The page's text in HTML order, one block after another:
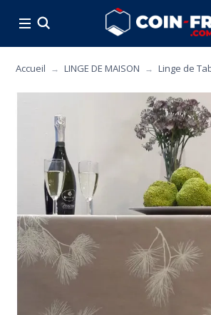
CUISINE
Accueil LINGE DE MAISON Linge de